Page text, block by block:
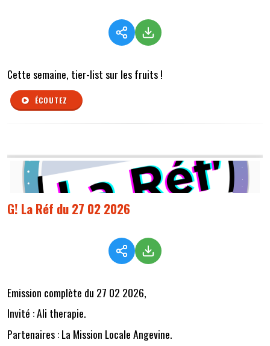
Cette semaine, tier-list sur les fruits !
ÉCOUTEZ
G! La Réf du 27 02 2026
Emission complète du 27 02 2026,
Invité : Ali therapie.
Partenaires : La Mission Locale Angevine.